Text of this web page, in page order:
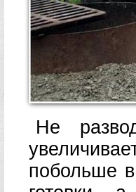
Не
побольше